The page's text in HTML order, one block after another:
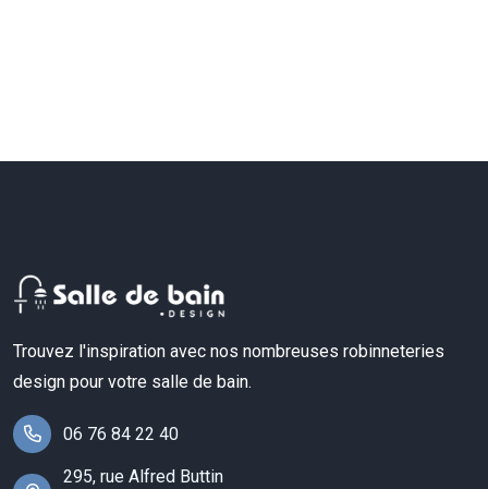
Trouvez l'inspiration avec nos nombreuses robinneteries
design pour votre salle de bain.
06 76 84 22 40
295, rue Alfred Buttin